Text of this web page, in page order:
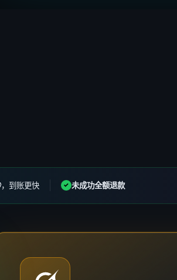
，到账更快 ✓ 未成功全额退款